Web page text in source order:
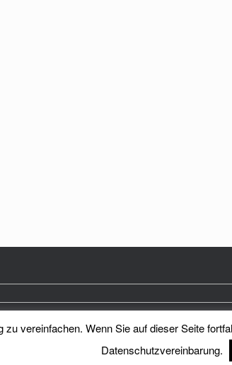
Heimatkreis Reichenberg Stadt und
vereinfachen. Wenn Sie auf dieser Seite
Datenschutzvereinbarung.